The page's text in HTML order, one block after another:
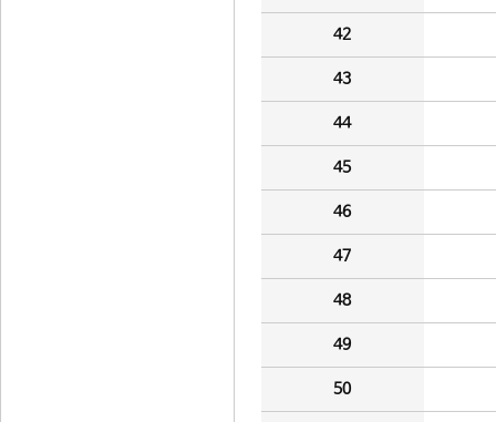
42
43
44
45
46
47
48
49
50